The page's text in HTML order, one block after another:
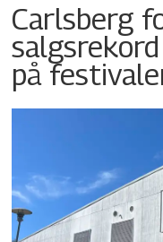
Carlsberg
på